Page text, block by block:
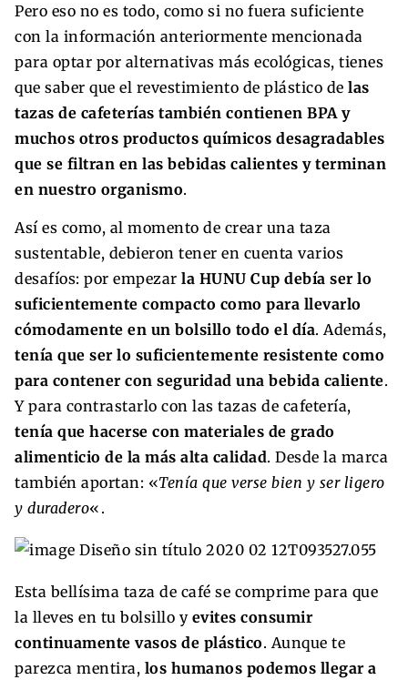
Pero eso no es todo, como si no fuera suficiente
con la información anteriormente mencionada
para optar por alternativas más ecológicas, tienes
que saber que el revestimiento de plástico de las
tazas de cafeterías también contienen BPA y
muchos otros productos químicos desagradables
que se filtran en las bebidas calientes y terminan
en nuestro organismo.
Así es como, al momento de crear una taza
sustentable, debieron tener en cuenta varios
desafíos: por empezar la HUNU Cup debía ser lo
suficientemente compacto como para llevarlo
cómodamente en un bolsillo todo el día. Además,
tenía que ser lo suficientemente resistente como
para contener con seguridad una bebida caliente.
Y para contrastarlo con las tazas de cafetería,
tenía que hacerse con materiales de grado
alimenticio de la más alta calidad. Desde la marca
también aportan: «Tenía que verse bien y ser ligero
y duradero«.
Esta bellísima taza de café se comprime para que
la lleves en tu bolsillo y evites consumir
continuamente vasos de plástico. Aunque te
parezca mentira, los humanos podemos llegar a